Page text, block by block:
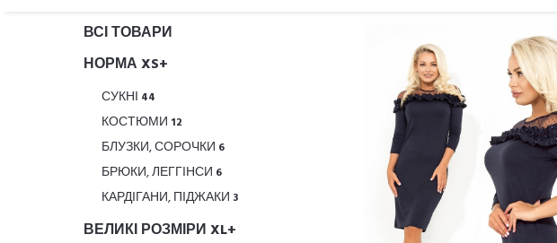
ВСІ ТОВАРИ
НОРМА XS+
СУКНІ 44
КОСТЮМИ 12
БЛУЗКИ, СОРОЧКИ 6
БРЮКИ, ЛЕГГІНСИ 6
КАРДІГАНИ, ПІДЖАКИ 3
ВЕЛИКІ РОЗМІРИ XL+